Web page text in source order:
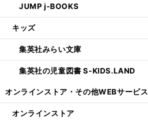
JUMP j-BOOKS
キッズ
集英社みらい文庫
集英社の児童図書 S-KIDS.LAND
オンラインストア・ その他WEBサービス
オンラインストア